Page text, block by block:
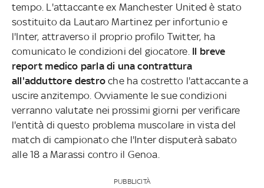
tempo. L'attaccante ex Manchester United è stato
sostituito da Lautaro Martinez per infortunio e
l'Inter, attraverso il proprio profilo Twitter, ha
comunicato le condizioni del giocatore. Il breve
report medico parla di una contrattura
all'adduttore destro che ha costretto l'attaccante a
uscire anzitempo. Ovviamente le sue condizioni
verranno valutate nei prossimi giorni per verificare
l'entità di questo problema muscolare in vista del
match di campionato che l'Inter disputerà sabato
alle 18 a Marassi contro il Genoa.
PUBBLICITÀ